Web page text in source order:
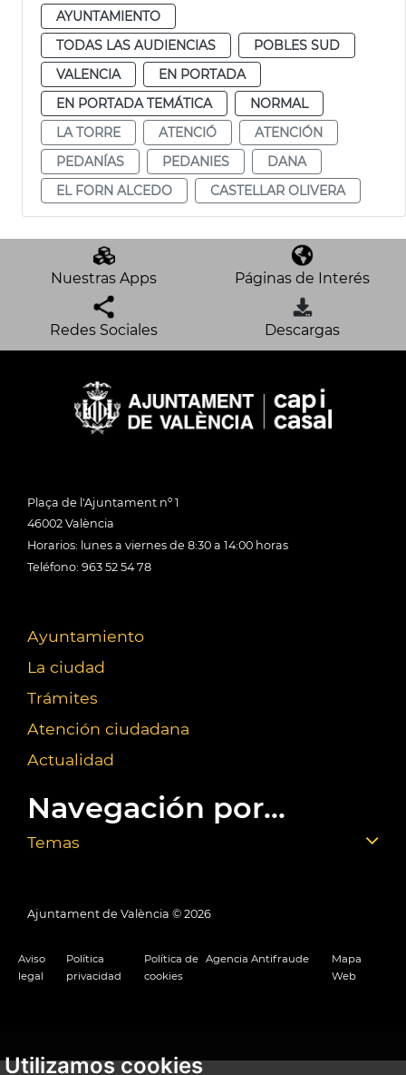
Utilizamos cookies
AYUNTAMIENTO
TODAS LAS AUDIENCIAS
POBLES SUD
VALENCIA
EN PORTADA
EN PORTADA TEMÁTICA
NORMAL
LA TORRE
ATENCIÓ
ATENCIÓN
PEDANÍAS
PEDANIES
DANA
EL FORN ALCEDO
CASTELLAR OLIVERA
Nuestras Apps Páginas de Interés
Redes Sociales Descargas
Plaça de l'Ajuntament nº 1
46002 València
Horarios: lunes a viernes de 8:30 a 14:00 horas
Teléfono: 963 52 54 78
Ayuntamiento
La ciudad
Trámites
Atención ciudadana
Actualidad
Navegación por...
Temas
Ajuntament de València © 2026
Aviso
legal
Política
privacidad
Política de
cookies
Agencia Antifraude
Mapa
Web